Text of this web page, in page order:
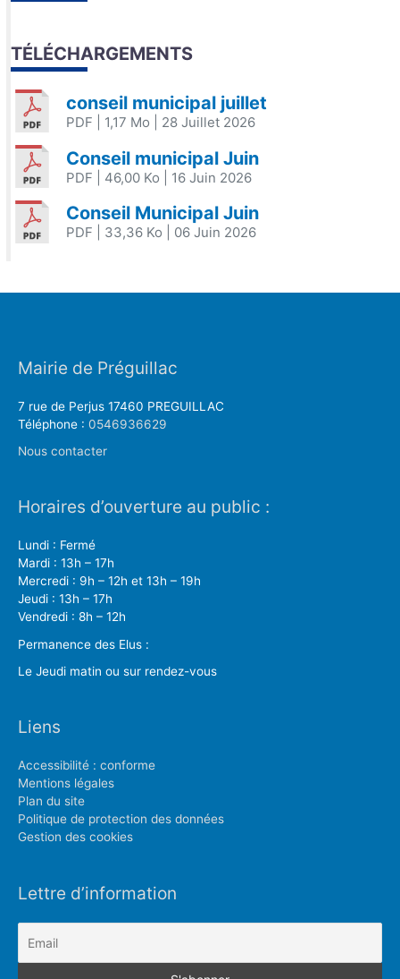
TÉLÉCHARGEMENTS
conseil municipal juillet
PDF | 1,17 Mo | 28 Juillet 2026
Conseil municipal Juin
PDF | 46,00 Ko | 16 Juin 2026
Conseil Municipal Juin
PDF | 33,36 Ko | 06 Juin 2026
Mairie de Préguillac
7 rue de Perjus 17460 PREGUILLAC
Téléphone : 0546936629
Nous contacter
Horaires d’ouverture au public :
Lundi : Fermé
Mardi : 13h – 17h
Mercredi : 9h – 12h et 13h – 19h
Jeudi : 13h – 17h
Vendredi : 8h – 12h
Permanence des Elus :
Le Jeudi matin ou sur rendez-vous
Liens
Accessibilité : conforme
Mentions légales
Plan du site
Politique de protection des données
Gestion des cookies
Lettre d’information